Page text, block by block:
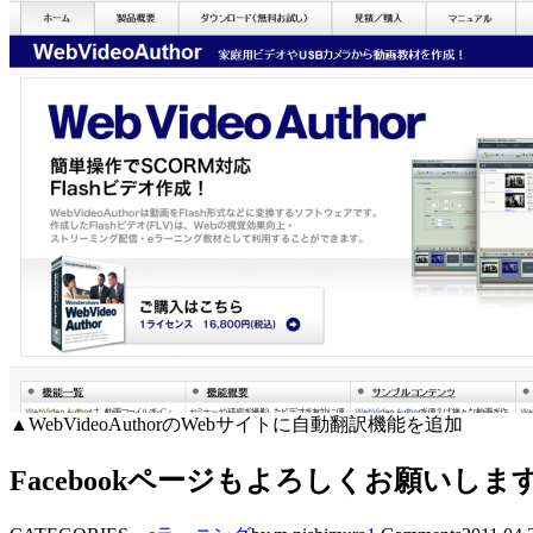
▲WebVideoAuthorのWebサイトに自動翻訳機能を追加
Facebookページもよろしくお願いしま